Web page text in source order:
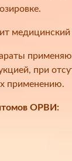
медицинский
при
применению.
ОРВИ: